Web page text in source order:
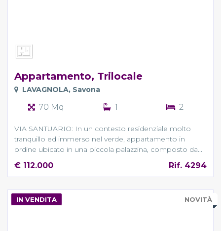
Appartamento, Trilocale
LAVAGNOLA, Savona
70 Mq 1 2
VIA SANTUARIO: In un contesto residenziale molto
tranquillo ed immerso nel verde, appartamento in
ordine ubicato in una piccola palazzina, composto da...
€ 112.000 Rif. 4294
NOVITÀ
IN VENDITA